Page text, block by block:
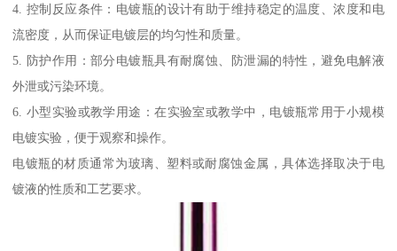
4. 控制反应条件：电镀瓶的设计有助于维持稳定的温度、浓度和电
流密度，从而保证电镀层的均匀性和质量。
5. 防护作用：部分电镀瓶具有耐腐蚀、防泄漏的特性，避免电解液
外泄或污染环境。
6. 小型实验或教学用途：在实验室或教学中，电镀瓶常用于小规模
电镀实验，便于观察和操作。
电镀瓶的材质通常为玻璃、塑料或耐腐蚀金属，具体选择取决于电
镀液的性质和工艺要求。